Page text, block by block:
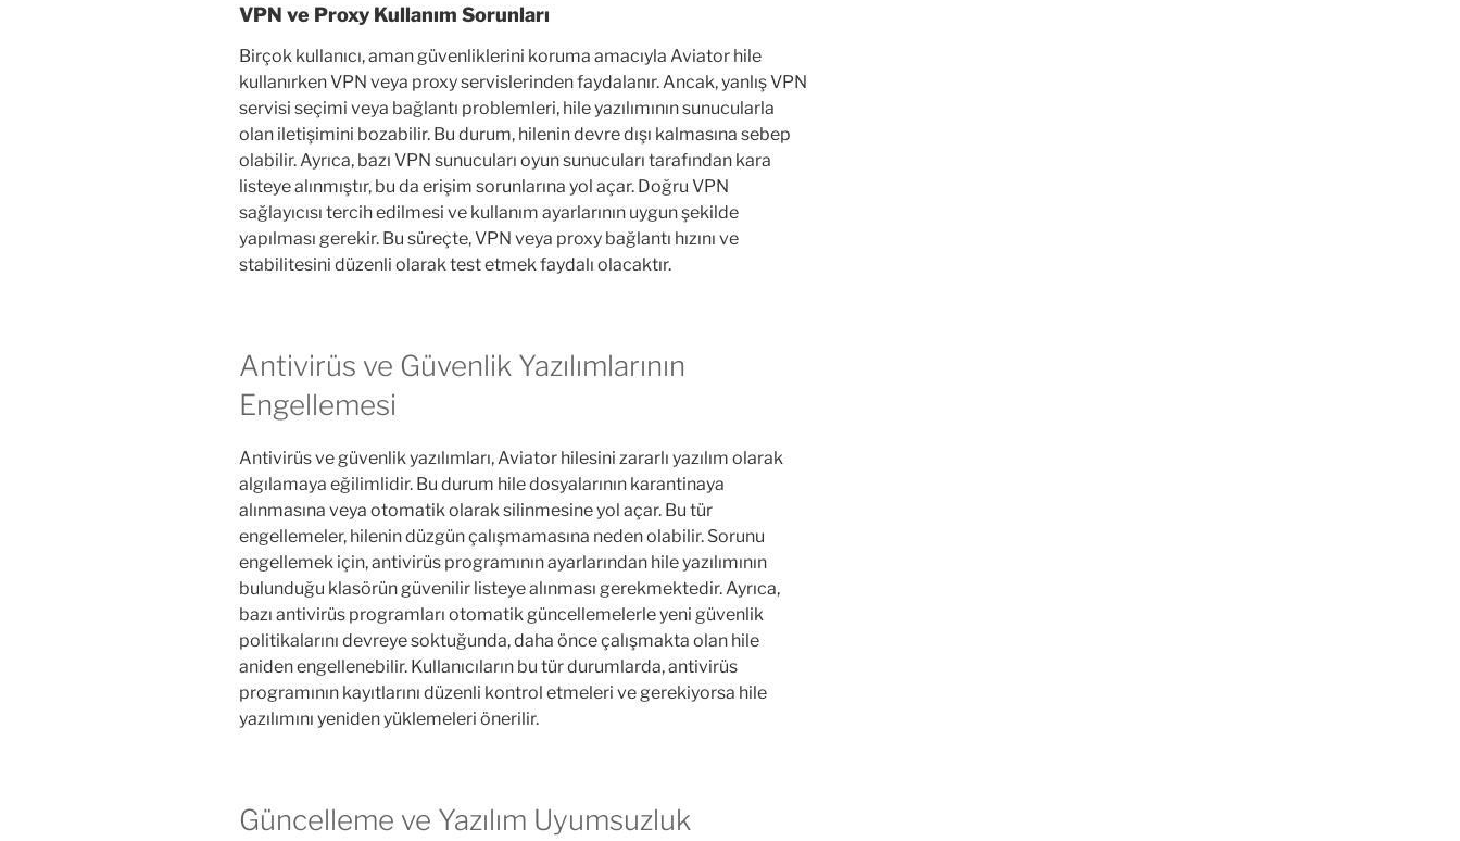
VPN ve Proxy Kullanım Sorunları
Birçok kullanıcı, aman güvenliklerini koruma amacıyla Aviator hile
kullanırken VPN veya proxy servislerinden faydalanır. Ancak, yanlış VPN
servisi seçimi veya bağlantı problemleri, hile yazılımının sunucularla
olan iletişimini bozabilir. Bu durum, hilenin devre dışı kalmasına sebep
olabilir. Ayrıca, bazı VPN sunucuları oyun sunucuları tarafından kara
listeye alınmıştır, bu da erişim sorunlarına yol açar. Doğru VPN
sağlayıcısı tercih edilmesi ve kullanım ayarlarının uygun şekilde
yapılması gerekir. Bu süreçte, VPN veya proxy bağlantı hızını ve
stabilitesini düzenli olarak test etmek faydalı olacaktır.
Antivirüs ve Güvenlik Yazılımlarının
Engellemesi
Antivirüs ve güvenlik yazılımları, Aviator hilesini zararlı yazılım olarak
algılamaya eğilimlidir. Bu durum hile dosyalarının karantinaya
alınmasına veya otomatik olarak silinmesine yol açar. Bu tür
engellemeler, hilenin düzgün çalışmamasına neden olabilir. Sorunu
engellemek için, antivirüs programının ayarlarından hile yazılımının
bulunduğu klasörün güvenilir listeye alınması gerekmektedir. Ayrıca,
bazı antivirüs programları otomatik güncellemelerle yeni güvenlik
politikalarını devreye soktuğunda, daha önce çalışmakta olan hile
aniden engellenebilir. Kullanıcıların bu tür durumlarda, antivirüs
programının kayıtlarını düzenli kontrol etmeleri ve gerekiyorsa hile
yazılımını yeniden yüklemeleri önerilir.
Güncelleme ve Yazılım Uyumsuzluk